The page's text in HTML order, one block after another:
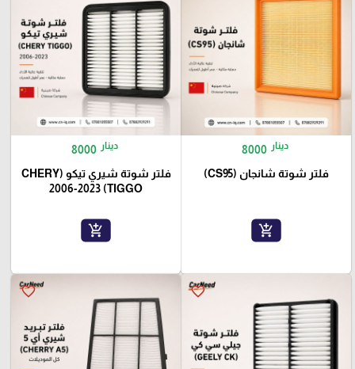
8000 دينار
فلتر شوتة شانجان (CS95)
add_shopping_cart
8000 دينار
فلتر شوتة شيري تيكو (CHERY
TIGGO) 2006-2023
add_shopping_cart
favorite_border
favorite_border